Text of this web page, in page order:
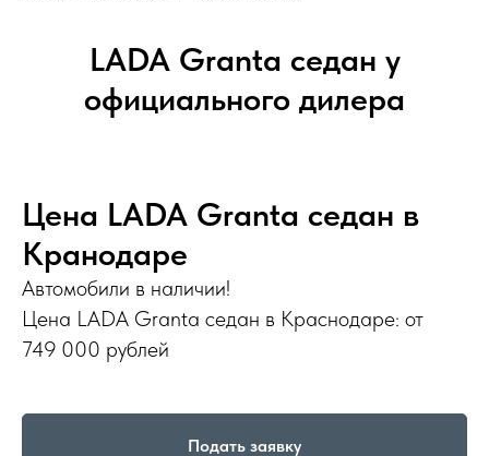
LADA Granta седан у
официального дилера
Цена LADA Granta седан в
Кранодаре
Автомобили в наличии!
Цена LADA Granta седан в Краснодаре: от
749 000 рублей
Подать заявку